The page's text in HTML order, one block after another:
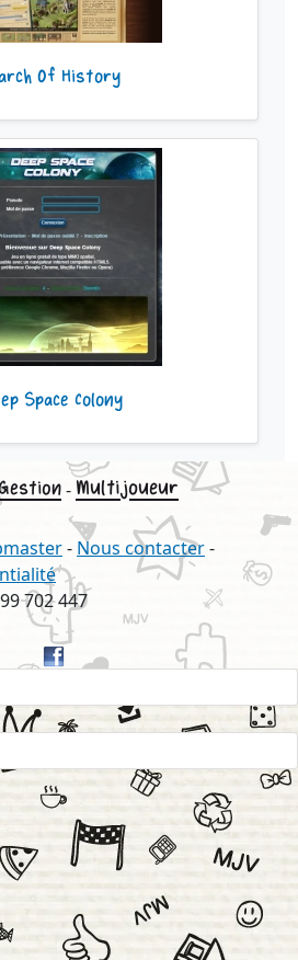
Of History
Space Colony
- Multijoueur
- Nous contacter-
702 447